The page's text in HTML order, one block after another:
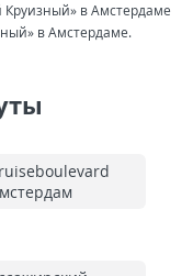
Круизный» в Амстердаме
в Амстердаме.